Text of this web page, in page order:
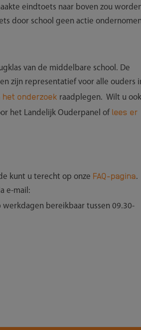
eindtoets naar boven zou
door school geen actie
van de middelbare school. De
zijn representatief voor alle ouders
onderzoek raadplegen. Wilt u ook
het Landelijk Ouderpanel of lees er
kunt u terecht op onze FAQ-pagina.
e-mail:
werkdagen bereikbaar tussen 09.30-